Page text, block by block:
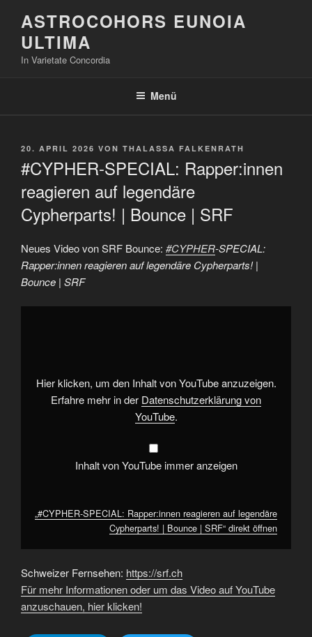
Inhalt
springen
ASTROCOHORS EUNOIA
ULTIMA
In Varietate Concordia
Menü
VERÖFFENTLICHT
20. APRIL 2026 VON THALASSA FALKENRATH
#CYPHER-SPECIAL: Rapper:innen
reagieren auf legendäre
Cypherparts! | Bounce | SRF
Neues Video von SRF Bounce: #CYPHER-SPECIAL:
Rapper:innen reagieren auf legendäre Cypherparts! |
Bounce | SRF
„#CYPHER-
Bounce
Hier klicken, um den Inhalt von YouTube anzuzeigen.
Erfahre mehr in der Datenschutzerklärung von
YouTube.
Inhalt von YouTube immer anzeigen
„#CYPHER-SPECIAL: Rapper:innen reagieren auf legendäre
Cypherparts! | Bounce | SRF“ direkt öffnen
Schweizer Fernsehen: https://srf.ch
Für mehr Informationen oder um das Video auf YouTube
anzuschauen, hier klicken!